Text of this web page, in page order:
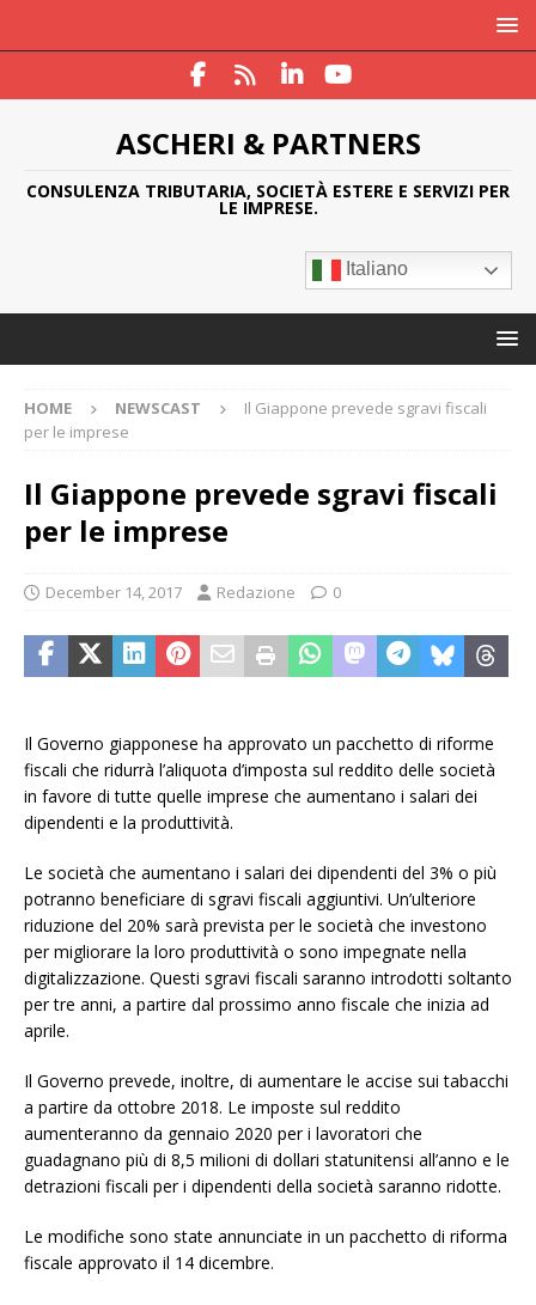
ASCHERI & PARTNERS
CONSULENZA TRIBUTARIA, SOCIETÀ ESTERE E SERVIZI PER
LE IMPRESE.
Italiano
HOME NEWSCAST
Il Giappone prevede sgravi fiscali
per le imprese
Il Giappone prevede sgravi fiscali
per le imprese
December 14, 2017 Redazione 0
Il Governo giapponese ha approvato un pacchetto di riforme
fiscali che ridurrà l’aliquota d’imposta sul reddito delle società
in favore di tutte quelle imprese che aumentano i salari dei
dipendenti e la produttività.
Le società che aumentano i salari dei dipendenti del 3% o più
potranno beneficiare di sgravi fiscali aggiuntivi. Un’ulteriore
riduzione del 20% sarà prevista per le società che investono
per migliorare la loro produttività o sono impegnate nella
digitalizzazione. Questi sgravi fiscali saranno introdotti soltanto
per tre anni, a partire dal prossimo anno fiscale che inizia ad
aprile.
Il Governo prevede, inoltre, di aumentare le accise sui tabacchi
a partire da ottobre 2018. Le imposte sul reddito
aumenteranno da gennaio 2020 per i lavoratori che
guadagnano più di 8,5 milioni di dollari statunitensi all’anno e le
detrazioni fiscali per i dipendenti della società saranno ridotte.
Le modifiche sono state annunciate in un pacchetto di riforma
fiscale approvato il 14 dicembre.